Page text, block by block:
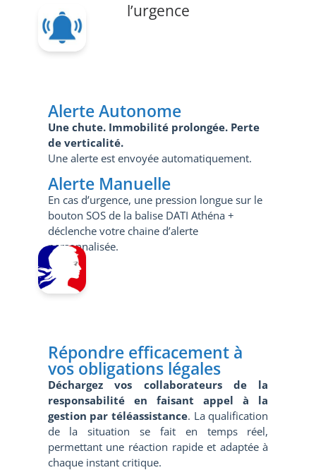
l’urgence
Alerte Autonome
Une chute. Immobilité prolongée. Perte
de verticalité.
Une alerte est envoyée automatiquement.
Alerte Manuelle
En cas d’urgence, une pression longue sur le
bouton SOS de la balise DATI Athéna +
déclenche votre chaine d’alerte
personnalisée.
Répondre efficacement à
vos obligations légales
Déchargez vos collaborateurs de la
responsabilité en faisant appel à la
gestion par téléassistance. La qualification
de la situation se fait en temps réel,
permettant une réaction rapide et adaptée à
chaque instant critique.